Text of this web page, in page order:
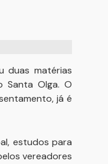
duas matérias
Santa Olga. O
já é
estudos para
vereadores